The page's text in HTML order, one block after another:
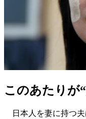
このあたりが
日本人を妻に持つ夫